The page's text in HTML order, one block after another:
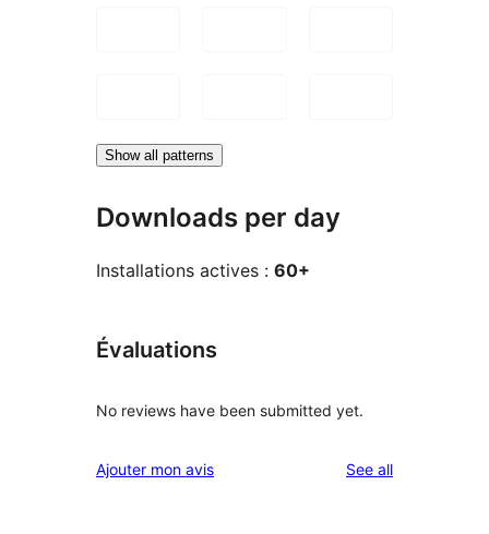
Show all patterns
Downloads per day
Installations actives : 60+
Évaluations
No reviews have been submitted yet.
Ajouter mon avis See allreviews